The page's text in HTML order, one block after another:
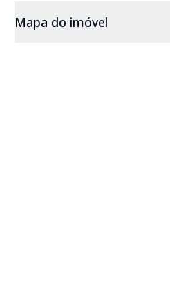
Mapa do imóvel